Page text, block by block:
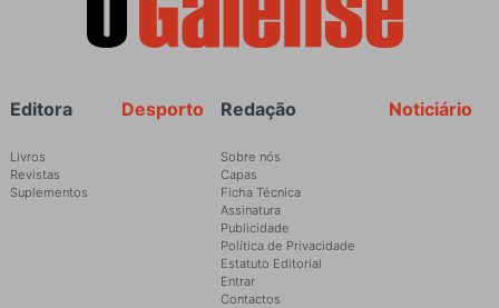
Rodapé Noticiário
Redação
Sobre nós
Capas
Ficha Técnica
Assinatura
Publicidade
Política de Privacidade
Estatuto Editorial
Entrar
Contactos
Desporto
Editora
Livros
Revistas
Suplementos